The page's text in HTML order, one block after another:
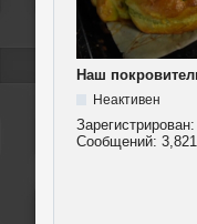
Наш
Неактивен
Зарегистрирован:
Сообщений: 3,821